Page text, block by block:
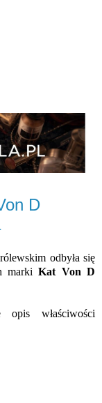
D
odbyła się
markiKat Von D
właściwości